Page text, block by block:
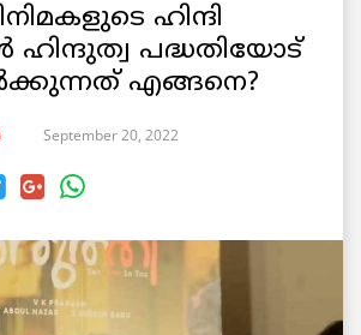
ഹിന്ദി
ഹിന്ദുത്വ പദ്ധതിയോട്
എങ്ങനെ?
September 20, 2022